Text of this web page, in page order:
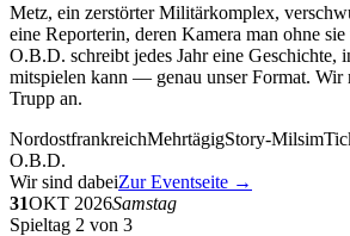
Metz, ein zerstörter Militärkomplex,
eine Reporterin, deren Kamera man ohne
O.B.D. schreibt jedes Jahr eine Geschichte,
mitspielen kann — genau unser Format. Wir
Trupp an.
NordostfrankreichMehrtägigStory-Milsim
O.B.D.
Wir sind dabeiZur Eventseite →
31OKT 2026Samstag
Spieltag 2 von 3